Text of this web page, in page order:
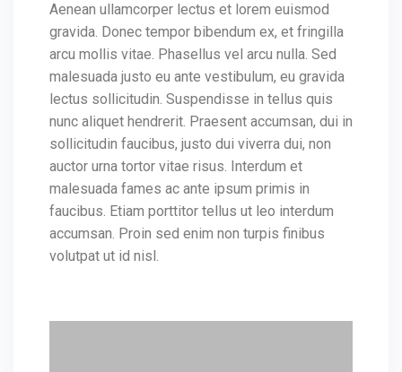
Aenean ullamcorper lectus et lorem euismod
gravida. Donec tempor bibendum ex, et fringilla
arcu mollis vitae. Phasellus vel arcu nulla. Sed
malesuada justo eu ante vestibulum, eu gravida
lectus sollicitudin. Suspendisse in tellus quis
nunc aliquet hendrerit. Praesent accumsan, dui in
sollicitudin faucibus, justo dui viverra dui, non
auctor urna tortor vitae risus. Interdum et
malesuada fames ac ante ipsum primis in
faucibus. Etiam porttitor tellus ut leo interdum
accumsan. Proin sed enim non turpis finibus
volutpat ut id nisl.